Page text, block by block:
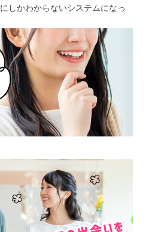
しかわからないシステムになっ